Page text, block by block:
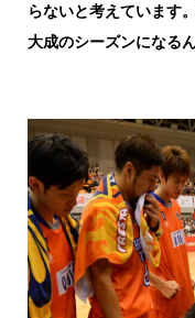
らないと考えています
大成のシーズンになる